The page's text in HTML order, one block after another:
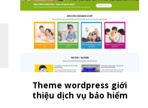
Theme wordpress giới
thiệu dịch vụ bảo hiểm